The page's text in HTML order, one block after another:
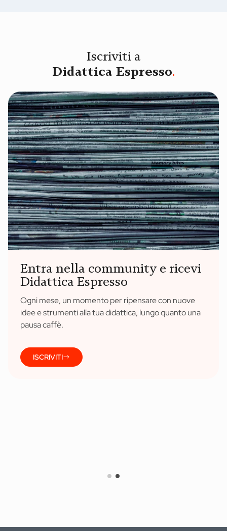
Iscriviti a
Didattica Espresso.
Entra nella community e ricevi
Didattica Espresso
Ogni mese, un momento per ripensare con nuove
idee e strumenti alla tua didattica, lungo quanto una
pausa caffè.
ISCRIVITI